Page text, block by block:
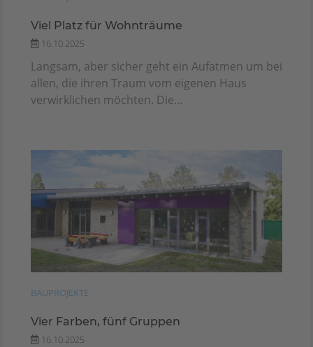
Viel Platz für Wohnträume
16.10.2025
Langsam, aber sicher geht ein Aufatmen um bei
allen, die ihren Traum vom eigenen Haus
verwirklichen möchten. Die...
BAUPROJEKTE
Vier Farben, fünf Gruppen
16.10.2025